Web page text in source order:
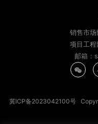
销售市
项目工
邮箱：
冀ICP备2023042100号